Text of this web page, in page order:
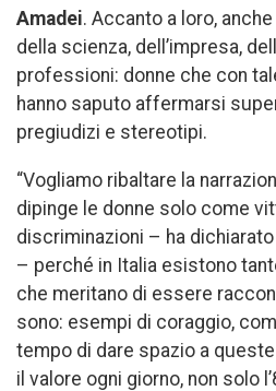
Amadei. Accanto a loro,
della scienza, dell’impresa,
professioni: donne che con
hanno saputo affermarsi
pregiudizi e stereotipi.
“Vogliamo ribaltare la
dipinge le donne solo come
discriminazioni – ha
– perché in Italia esistono
che meritano di essere
sono: esempi di coraggio,
tempo di dare spazio a
il valore ogni giorno, non solo